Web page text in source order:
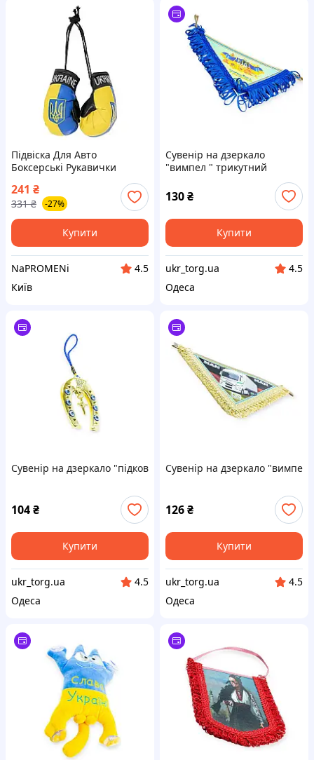
Підвіска Для Авто
Боксерські Рукавички
Ukraine 10см Жовто-синій
241 ₴
331 ₴ -27%
Купити
NaPROMENi
4.5
Київ
Сувенір на дзеркало
"вимпел " трикутний
130₴
Купити
ukr_torg.ua
4.5
Одеса
Сувенір на дзеркало "підкова" велика
104₴
Купити
ukr_torg.ua
4.5
Одеса
Сувенір на дзеркало "вимпел
126₴
Купити
ukr_torg.ua
4.5
Одеса